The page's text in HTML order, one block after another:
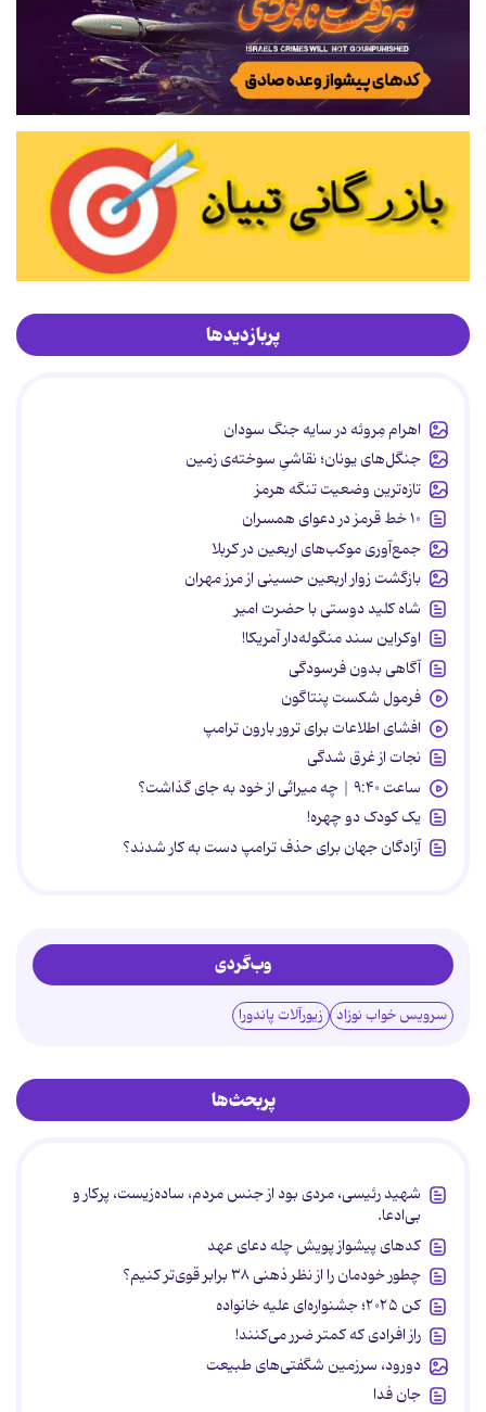
پربازدیدها
اهرام مِروئه در سایه جنگ سودان
جنگل‌های یونان؛ نقاشیِ سوخته‌ی زمین
تازه‌ترین وضعیت تنگه هرمز
۱۰ خط قرمز در دعوای همسران
جمع‌آوری موکب‌های اربعین در کربلا
بازگشت زوار اربعین حسینی از مرز مهران
شاه کلید دوستی با حضرت امیر
اوکراین سند منگوله‌دار آمریکا!
آگاهی بدون فرسودگی
فرمول شکست پنتاگون
افشای اطلاعات برای ترور بارون ترامپ
نجات از غرق شدگی
ساعت ۹:۴۰ | چه میراثی از خود به جای گذاشت؟
یک کودک دو چهره!
آزادگان جهان برای حذف ترامپ دست به کار شدند؟
وب‌گردی
سرویس خواب نوزاد زیورآلات پاندورا
پربحث‌ها
شهید رئیسی، مردی بود از جنس مردم، ساده‌زیست، پرکار و
بی‌ادعا.
کدهای پیشواز پویش چله دعای عهد
چطور خودمان را از نظر ذهنی ۳۸ برابر قوی‌تر کنیم؟
کن ۲۰۲۵؛ جشنواره‌ای علیه خانواده
راز افرادی که کمتر ضرر می‌کنند!
دورود، سرزمین شگفتی‌های طبیعت
جان فدا